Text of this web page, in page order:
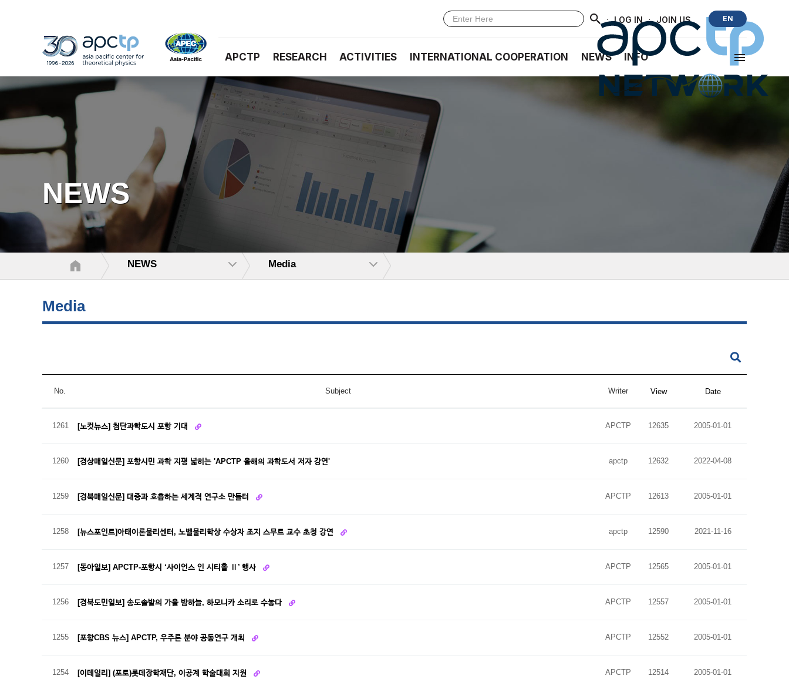
· LOG IN · JOIN US EN
APCTP RESEARCH ACTIVITIES INTERNATIONAL COOPERATION NEWS INFO
NEWS
NEWS Media
Media
No. Subject Writer View Date
1261 [노컷뉴스] 첨단과학도시 포항 기대 APCTP 12635 2005-01-01
1260 [경상매일신문] 포항시민 과학 지평 넓히는 'APCTP 올해의 과학도서 저자 강연' apctp 12632 2022-04-08
1259 [경북매일신문] 대중과 호흡하는 세계적 연구소 만들터 APCTP 12613 2005-01-01
1258 [뉴스포인트]아태이론물리센터, 노벨물리학상 수상자 조지 스무트 교수 초청 강연 apctp 12590 2021-11-16
1257 [동아일보] APCTP-포항시 ‘사이언스 인 시티홀 Ⅱ’ 행사 APCTP 12565 2005-01-01
1256 [경북도민일보] 송도솔밭의 가을 밤하늘, 하모니카 소리로 수놓다 APCTP 12557 2005-01-01
1255 [포항CBS 뉴스] APCTP, 우주론 분야 공동연구 개최 APCTP 12552 2005-01-01
1254 [이데일리] (포토)롯데장학재단, 이공계 학술대회 지원 APCTP 12514 2005-01-01